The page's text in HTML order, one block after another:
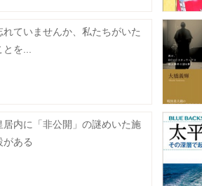
れていませんか、私たちがいた
とを...
居内に「非公開」の謎めいた施
がある